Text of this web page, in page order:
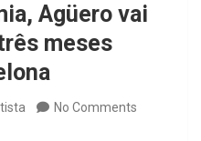
Agüero vai
meses
No Comments